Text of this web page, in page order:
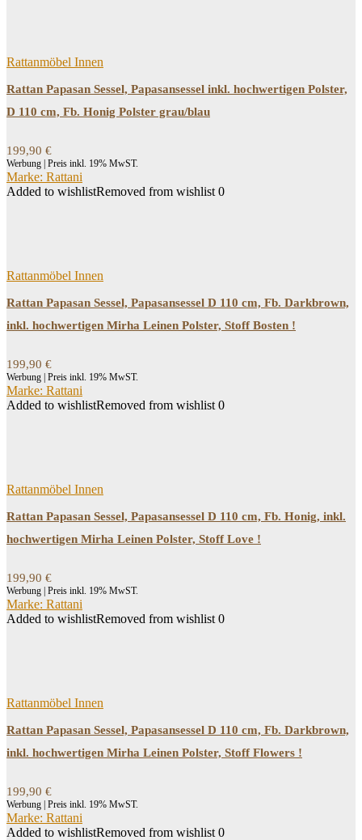
Rattanmöbel Innen
Rattan Papasan Sessel, Papasansessel inkl. hochwertigen Polster,
D 110 cm, Fb. Honig Polster grau/blau
199,90 €
Werbung | Preis inkl. 19% MwST.
Marke: Rattani
Added to wishlistRemoved from wishlist 0
Rattanmöbel Innen
Rattan Papasan Sessel, Papasansessel D 110 cm, Fb. Darkbrown,
inkl. hochwertigen Mirha Leinen Polster, Stoff Bosten !
199,90 €
Werbung | Preis inkl. 19% MwST.
Marke: Rattani
Added to wishlistRemoved from wishlist 0
Rattanmöbel Innen
Rattan Papasan Sessel, Papasansessel D 110 cm, Fb. Honig, inkl.
hochwertigen Mirha Leinen Polster, Stoff Love !
199,90 €
Werbung | Preis inkl. 19% MwST.
Marke: Rattani
Added to wishlistRemoved from wishlist 0
Rattanmöbel Innen
Rattan Papasan Sessel, Papasansessel D 110 cm, Fb. Darkbrown,
inkl. hochwertigen Mirha Leinen Polster, Stoff Flowers !
199,90 €
Werbung | Preis inkl. 19% MwST.
Marke: Rattani
Added to wishlistRemoved from wishlist 0